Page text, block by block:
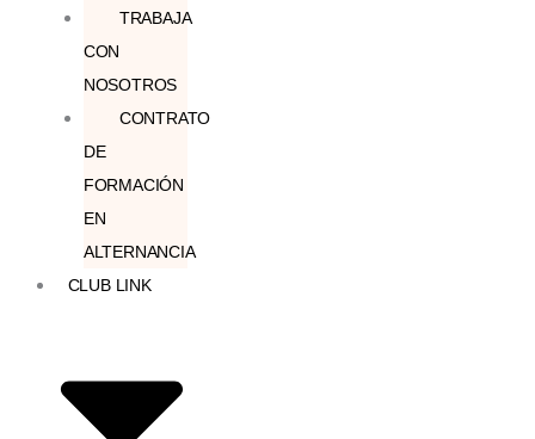
TRABAJA
CON
NOSOTROS
CONTRATO
DE
FORMACIÓN
EN
ALTERNANCIA
CLUB LINK